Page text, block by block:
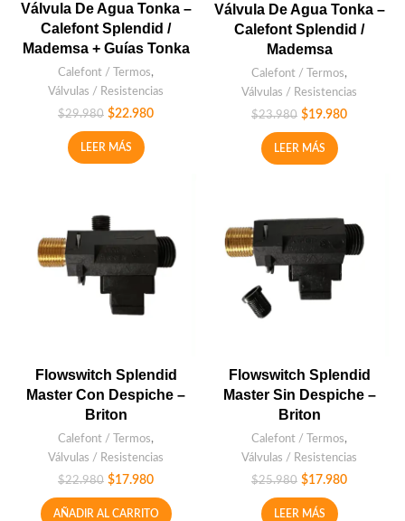
Válvula De Agua Tonka –
Calefont Splendid /
Mademsa + Guías Tonka
Calefont / Termos,
Válvulas / Resistencias
$29.980 $22.980
LEER MÁS
Válvula De Agua Tonka –
Calefont Splendid /
Mademsa
Calefont / Termos,
Válvulas / Resistencias
$23.980 $19.980
LEER MÁS
Flowswitch Splendid
Master Con Despiche –
Briton
Calefont / Termos,
Válvulas / Resistencias
$22.980 $17.980
AÑADIR AL CARRITO
Flowswitch Splendid
Master Sin Despiche –
Briton
Calefont / Termos,
Válvulas / Resistencias
$25.980 $17.980
LEER MÁS